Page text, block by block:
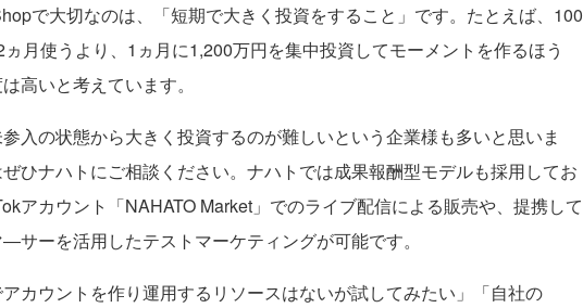
で大切なのは、「短期で大きく投資をすること」です。たとえば、100
月使うより、1ヵ月に1,200万円を集中投資してモーメントを作るほう
高いと考えています。
入の状態から大きく投資するのが難しいという企業様も多いと思いま
ひナハトにご相談ください。ナハトでは成果報酬型モデルも採用してお
アカウント「NAHATO Market」でのライブ配信による販売や、提携して
サーを活用したテストマーケティングが可能です。
カウントを作り運用するリソースはないが試してみたい」「自社の